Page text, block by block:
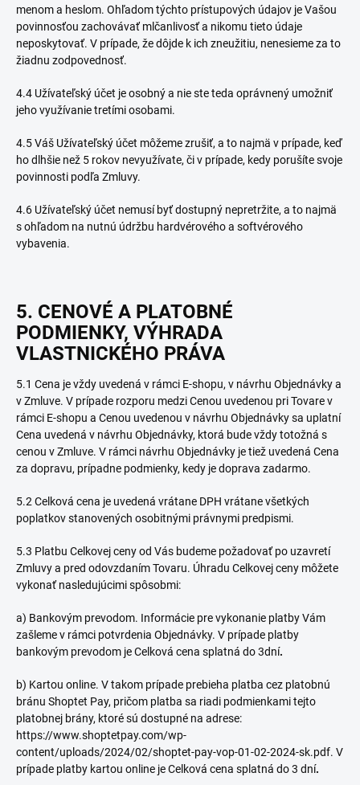
menom a heslom. Ohľadom týchto prístupových údajov je Vašou
povinnosťou zachovávať mlčanlivosť a nikomu tieto údaje
neposkytovať. V prípade, že dôjde k ich zneužitiu, nenesieme za to
žiadnu zodpovednosť.
4.4 Užívateľský účet je osobný a nie ste teda oprávnený umožniť
jeho využívanie tretími osobami.
4.5 Váš Užívateľský účet môžeme zrušiť, a to najmä v prípade, keď
ho dlhšie než 5 rokov nevyužívate, či v prípade, kedy porušíte svoje
povinnosti podľa Zmluvy.
4.6 Užívateľský účet nemusí byť dostupný nepretržite, a to najmä
s ohľadom na nutnú údržbu hardvérového a softvérového
vybavenia.
5. CENOVÉ A PLATOBNÉ
PODMIENKY, VÝHRADA
VLASTNICKÉHO PRÁVA
5.1 Cena je vždy uvedená v rámci E-shopu, v návrhu Objednávky a
v Zmluve. V prípade rozporu medzi Cenou uvedenou pri Tovare v
rámci E-shopu a Cenou uvedenou v návrhu Objednávky sa uplatní
Cena uvedená v návrhu Objednávky, ktorá bude vždy totožná s
cenou v Zmluve. V rámci návrhu Objednávky je tiež uvedená Cena
za dopravu, prípadne podmienky, kedy je doprava zadarmo.
5.2 Celková cena je uvedená vrátane DPH vrátane všetkých
poplatkov stanovených osobitnými právnymi predpismi.
5.3 Platbu Celkovej ceny od Vás budeme požadovať po uzavretí
Zmluvy a pred odovzdaním Tovaru. Úhradu Celkovej ceny môžete
vykonať nasledujúcimi spôsobmi:
a) Bankovým prevodom. Informácie pre vykonanie platby Vám
zašleme v rámci potvrdenia Objednávky. V prípade platby
bankovým prevodom je Celková cena splatná do 3dní.
b) Kartou online. V takom prípade prebieha platba cez platobnú
bránu Shoptet Pay, pričom platba sa riadi podmienkami tejto
platobnej brány, ktoré sú dostupné na adrese:
https://www.shoptetpay.com/wp-
content/uploads/2024/02/shoptet-pay-vop-01-02-2024-sk.pdf. V
prípade platby kartou online je Celková cena splatná do 3 dní.